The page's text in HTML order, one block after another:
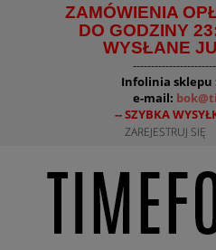
ZAMÓWIENIA
DO GODZINY
WYSŁANE
Infolinia sklepu :
e-mail:
-- SZYBKA
ZAREJESTRUJ SIĘ